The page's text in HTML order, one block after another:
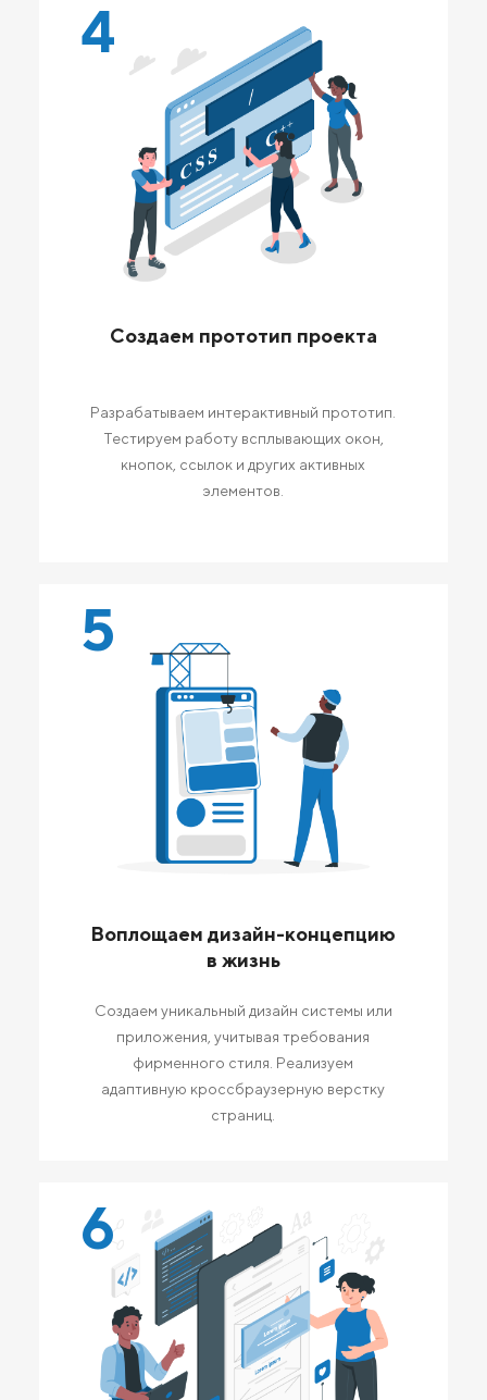
4
Создаем прототип проекта
Разрабатываем интерактивный прототип.
Тестируем работу всплывающих окон,
кнопок, ссылок и других активных
элементов.
5
Воплощаем дизайн-концепцию
в жизнь
Создаем уникальный дизайн системы или
приложения, учитывая требования
фирменного стиля. Реализуем
адаптивную кроссбраузерную верстку
страниц.
6